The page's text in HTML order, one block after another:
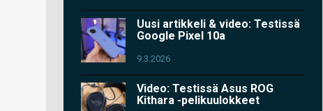
Uusi artikkeli & video: Testissä
Google Pixel 10a
9.3.2026
Video: Testissä Asus ROG
Kithara -pelikuulokkeet